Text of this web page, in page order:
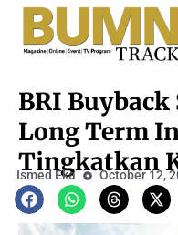
BRI Buyback
Long Term
Tingkatkan
Ismed Eka October 12,